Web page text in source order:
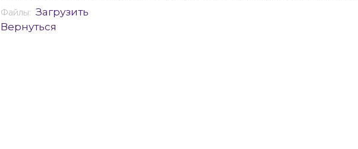
Файлы: Загрузить
Вернуться